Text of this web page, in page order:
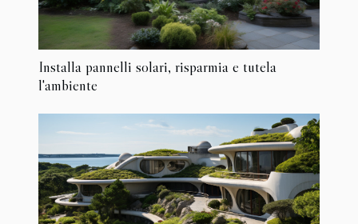
Installa pannelli solari, risparmia e tutela
l'ambiente